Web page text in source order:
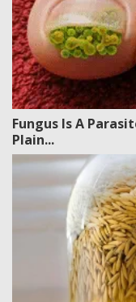
Fungus Is A
Plain...